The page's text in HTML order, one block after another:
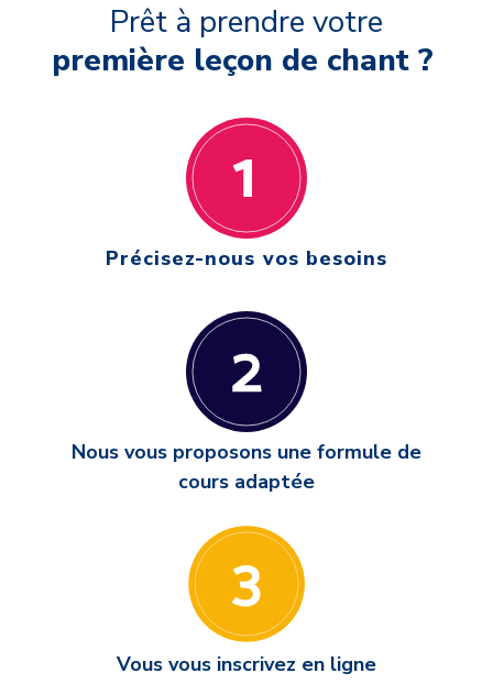
Prêt à prendre votre
première leçon de chant ?
Précisez-nous vos besoins
Nous vous proposons une formule de
cours adaptée
Vous vous inscrivez en ligne